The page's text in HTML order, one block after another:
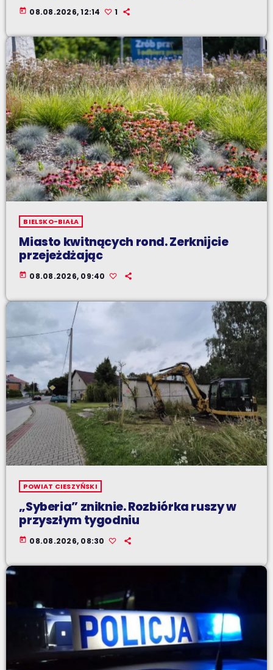
today 08.08.2026, 12:14 1
BIELSKO-BIAŁA
Miasto kwitnących rond. Zerknijcie
przejeżdżając
today 08.08.2026, 09:40
POWIAT CIESZYŃSKI
„Syberia” zniknie. Rozbiórka ruszy w
przyszłym tygodniu
today 08.08.2026, 08:30